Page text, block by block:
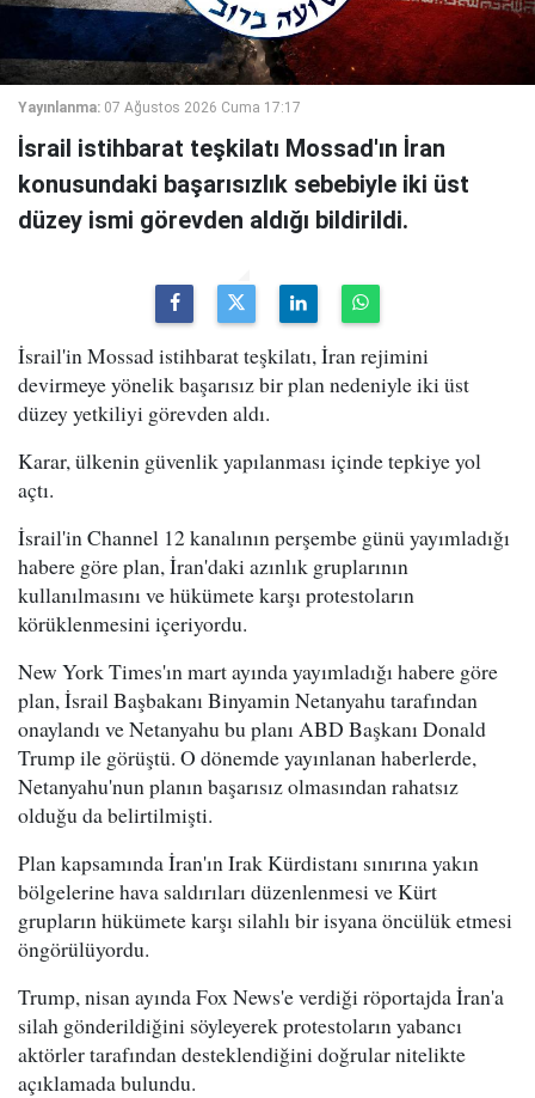
Yayınlanma: 07 Ağustos 2026 Cuma 17:17
İsrail istihbarat teşkilatı Mossad'ın İran
konusundaki başarısızlık sebebiyle iki üst
düzey ismi görevden aldığı bildirildi.
İsrail'in Mossad istihbarat teşkilatı, İran rejimini
devirmeye yönelik başarısız bir plan nedeniyle iki üst
düzey yetkiliyi görevden aldı.
Karar, ülkenin güvenlik yapılanması içinde tepkiye yol
açtı.
İsrail'in Channel 12 kanalının perşembe günü yayımladığı
habere göre plan, İran'daki azınlık gruplarının
kullanılmasını ve hükümete karşı protestoların
körüklenmesini içeriyordu.
New York Times'ın mart ayında yayımladığı habere göre
plan, İsrail Başbakanı Binyamin Netanyahu tarafından
onaylandı ve Netanyahu bu planı ABD Başkanı Donald
Trump ile görüştü. O dönemde yayınlanan haberlerde,
Netanyahu'nun planın başarısız olmasından rahatsız
olduğu da belirtilmişti.
Plan kapsamında İran'ın Irak Kürdistanı sınırına yakın
bölgelerine hava saldırıları düzenlenmesi ve Kürt
grupların hükümete karşı silahlı bir isyana öncülük etmesi
öngörülüyordu.
Trump, nisan ayında Fox News'e verdiği röportajda İran'a
silah gönderildiğini söyleyerek protestoların yabancı
aktörler tarafından desteklendiğini doğrular nitelikte
açıklamada bulundu.